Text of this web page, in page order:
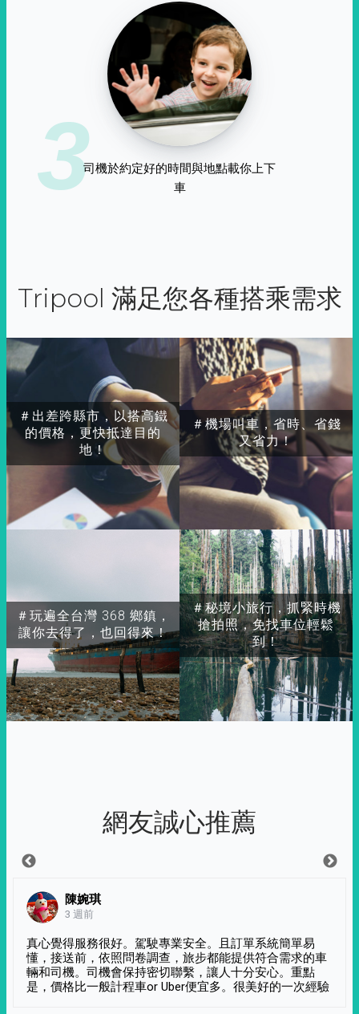
3司機於約定好的時間與地點載你上下
車
Tripool 滿足您各種搭乘需求
＃出差跨縣市，以搭高鐵
的價格，更快抵達目的
地！
＃玩遍全台灣 368 鄉鎮，
讓你去得了，也回得來！
＃秘境小旅行，抓緊時機
搶拍照，免找車位輕鬆
到！
＃機場叫車，省時、省錢
又省力！
網友誠心推薦
陳婉琪
3 週前
真心覺得服務很好。駕駛專業安全。且訂單系統簡單易
懂，接送前，依照問卷調查，旅步都能提供符合需求的車
輛和司機。司機會保持密切聯繫，讓人十分安心。重點
是，價格比一般計程車or Uber便宜多。很美好的一次經驗